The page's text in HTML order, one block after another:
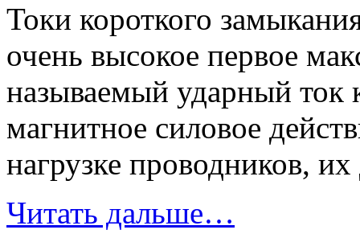
Токи короткого
очень высокое первое
называемый ударный ток
магнитное силовое
нагрузке проводников,
Читать дальше…